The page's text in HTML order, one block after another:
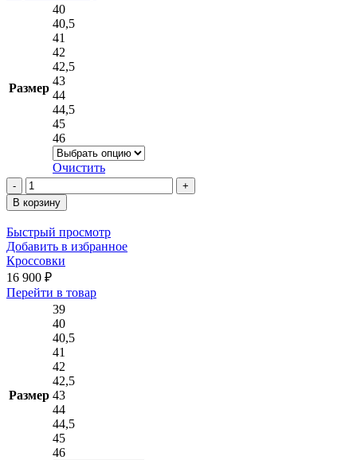
Размер
40
40,5
41
42
42,5
43
44
44,5
45
46
Очистить
Количество
товара
Кроссовки
В корзину
Быстрый просмотр
Добавить в избранное
Кроссовки
16 900 ₽
Перейти в товарЭтот
Размер
39
40
40,5
41
42
42,5
43
44
44,5
45
46